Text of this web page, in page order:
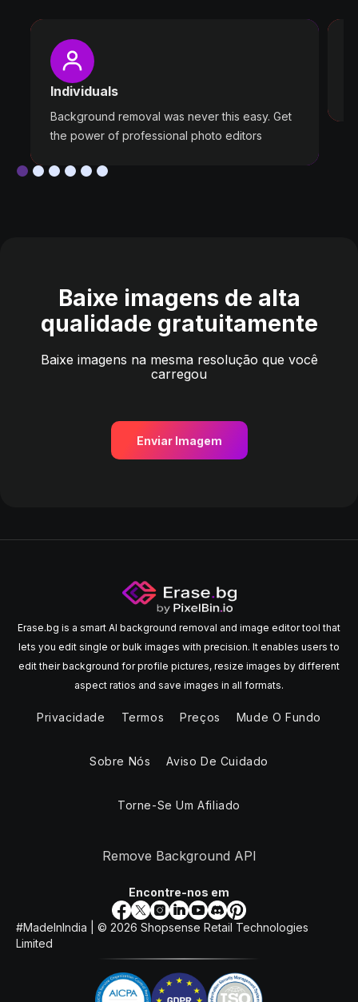
Individuals
Background removal was never this easy. Get
the power of professional photo editors
Baixe imagens de alta
qualidade gratuitamente
Baixe imagens na mesma resolução que você
carregou
Enviar Imagem
Erase.bg is a smart AI background removal and image editor tool that
lets you edit single or bulk images with precision. It enables users to
edit their background for profile pictures, resize images by different
aspect ratios and save images in all formats.
Privacidade Termos Preços Mude O Fundo
Sobre Nós Aviso De Cuidado
Torne-Se Um Afiliado
Remove Background API
Encontre-nos em
#MadeInIndia | © 2026 Shopsense Retail Technologies
Limited